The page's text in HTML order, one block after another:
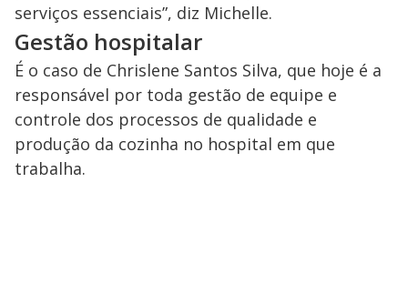
serviços essenciais”, diz Michelle.
Gestão hospitalar
É o caso de Chrislene Santos Silva, que hoje é a
responsável por toda gestão de equipe e
controle dos processos de qualidade e
produção da cozinha no hospital em que
trabalha.